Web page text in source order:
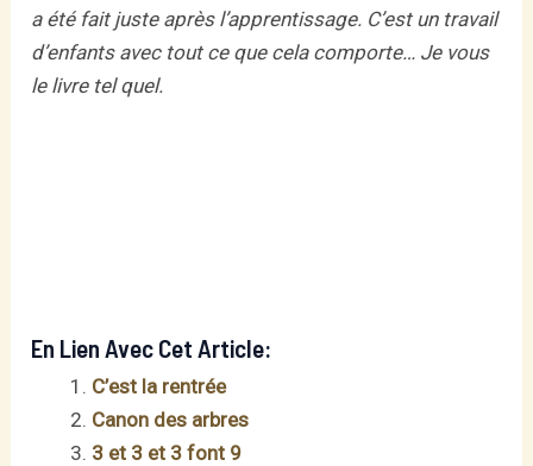
a été fait juste après l’apprentissage. C’est un travail
d’enfants avec tout ce que cela comporte… Je vous
le livre tel quel.
En Lien Avec Cet Article:
C’est la rentrée
Canon des arbres
3 et 3 et 3 font 9